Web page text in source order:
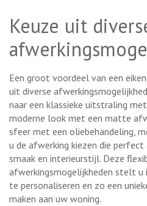
Keuze uit
Een groot voordeel van een
uit diverse
naar een klassieke uitstraling
moderne look met een matte
sfeer met een oliebehandeling,
u de afwerking kiezen die
smaak en interieurstijl. Deze
afwerkingsmogelijkheden stelt
te personaliseren en zo een
maken aan uw woning.